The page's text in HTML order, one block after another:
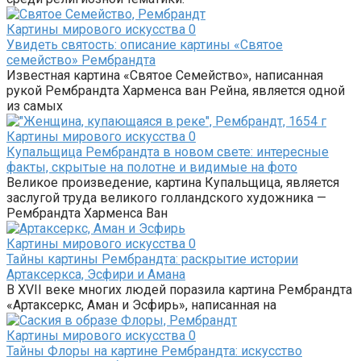
Картины мирового искусства 0
Увидеть святость: описание картины «Святое
семейство» Рембрандта
Известная картина «Святое Семейство», написанная
рукой Рембрандта Харменса ван Рейна, является одной
из самых
Картины мирового искусства 0
Купальщица Рембрандта в новом свете: интересные
факты, скрытые на полотне и видимые на фото
Великое произведение, картина Купальщица, является
заслугой труда великого голландского художника —
Рембрандта Харменса Ван
Картины мирового искусства 0
Тайны картины Рембрандта: раскрытие истории
Артаксеркса, Эсфири и Амана
В XVII веке многих людей поразила картина Рембрандта
«Артаксеркс, Аман и Эсфирь», написанная на
Картины мирового искусства 0
Тайны Флоры на картине Рембрандта: искусство